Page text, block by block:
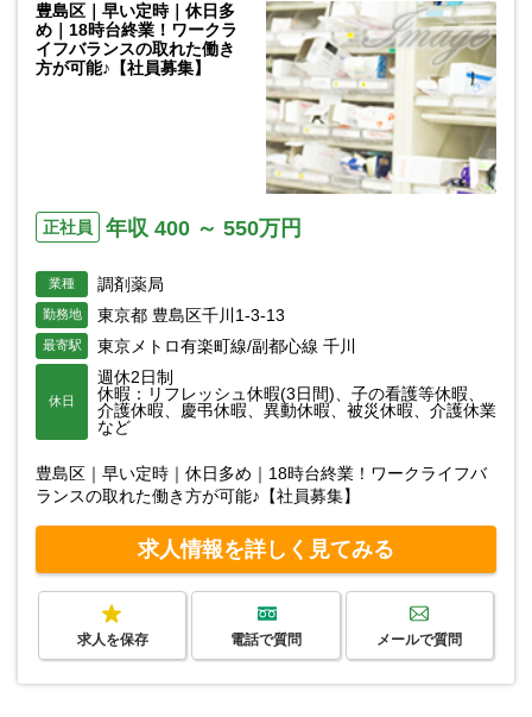
豊島区｜早い定時｜休日多
め｜18時台終業！ワークラ
イフバランスの取れた働き
方が可能♪【社員募集】
正社員 年収 400 ～ 550万円
業種 調剤薬局
勤務地 東京都 豊島区千川1-3-13
最寄駅 東京メトロ有楽町線/副都心線 千川
休日
週休2日制
休暇：リフレッシュ休暇(3日間)、子の看護等休暇、
介護休暇、慶弔休暇、異動休暇、被災休暇、介護休業
など
豊島区｜早い定時｜休日多め｜18時台終業！ワークライフバ
ランスの取れた働き方が可能♪【社員募集】
求人情報を詳しく見てみる
求人を保存 電話で質問 メールで質問